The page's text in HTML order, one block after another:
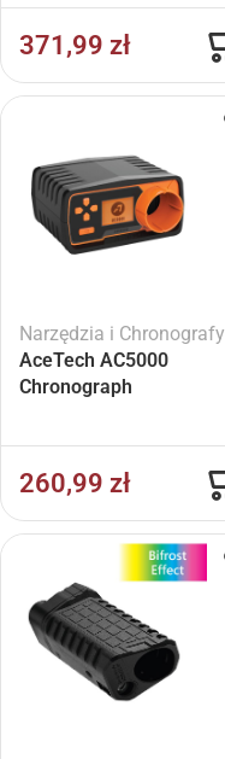
371,99 zł
Narzędzia i Chronografy
AceTech AC5000
Chronograph
260,99 zł